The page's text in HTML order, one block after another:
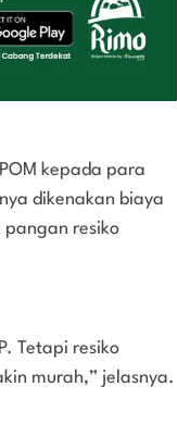
kepada para
dikenakan biaya
pangan resiko
Tetapi resiko
murah,” jelasnya.